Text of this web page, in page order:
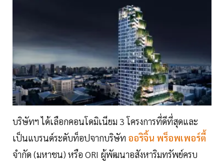
บริษัทฯ ได้เลือกคอนโดมิเนียม 3 โครงการที่ดีที่สุดและ
เป็นแบรนด์ระดับท็อปจากบริษัท ออริจิ้น พร็อพเพอร์ตี้
จำกัด (มหาชน) หรือ ORI ผู้พัฒนาอสังหาริมทรัพย์ครบ